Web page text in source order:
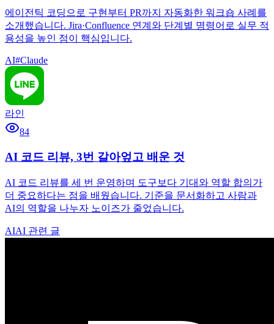
에이전틱 코딩으로 구현부터 PR까지 자동화한 워크숍 사례를
소개했습니다. Jira·Confluence 연계와 단계별 명령어로 실무 적
용성을 높인 점이 핵심입니다.
AI#Claude
라인
84
AI 코드 리뷰, 3번 갈아엎고 배운 것
AI 코드 리뷰를 세 번 운영하며 도구보다 기대와 역할 합의가
더 중요하다는 점을 배웠습니다. 기준을 문서화하고 사람과
AI의 역할을 나누자 노이즈가 줄었습니다.
AIAI 관련 글